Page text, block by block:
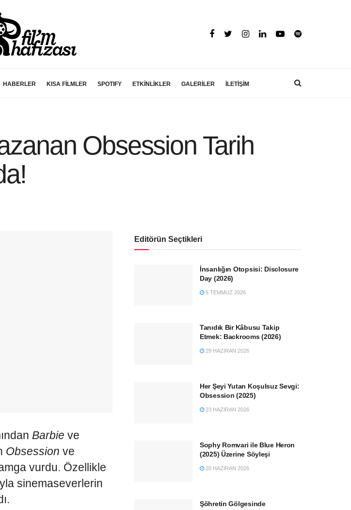
HABERLER KISA FİLMLER SPOTIFY ETKİNLİKLER GALERİLER İLETİŞİM
Obsession Tarih
Barbie ve
Obsession ve
vurdu. Özellikle
sinemaseverlerin
Editörün Seçtikleri
İnsanlığın Otopsisi: Disclosure
Day (2026)
5 TEMMUZ 2026
Tanıdık Bir Kâbusu Takip
Etmek: Backrooms (2026)
29 HAZIRAN 2026
Her Şeyi Yutan Koşulsuz Sevgi:
Obsession (2025)
23 HAZIRAN 2026
Sophy Romvari ile Blue Heron
(2025) Üzerine Söyleşi
20 HAZIRAN 2026
Şöhretin Gölgesinde